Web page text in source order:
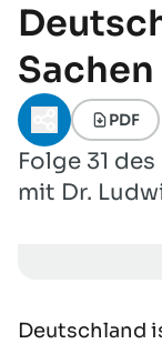
Teilen-Menü
PDF
Folge 31
mit Dr.
Deutschland